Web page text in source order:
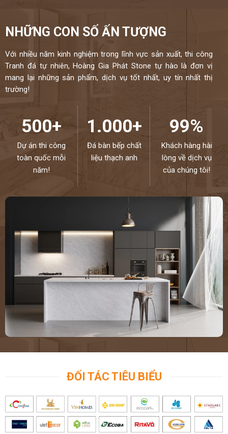
NHỮNG CON SỐ ẤN TƯỢNG
Với nhiều năm kinh nghiệm trong lĩnh vực sản xuất, thi công
Tranh đá tự nhiên, Hoàng Gia Phát Stone tự hào là đơn vị
mang lại những sản phẩm, dịch vụ tốt nhất, uy tín nhất thị
trường!
500+
Dự án thi công
toàn quốc mỗi
năm!
1.000+
Đá bàn bếp chất
liệu thạch anh
99%
Khách hàng hài
lòng về dịch vụ
của chúng tôi!
ĐỐI TÁC TIÊU BIỂU